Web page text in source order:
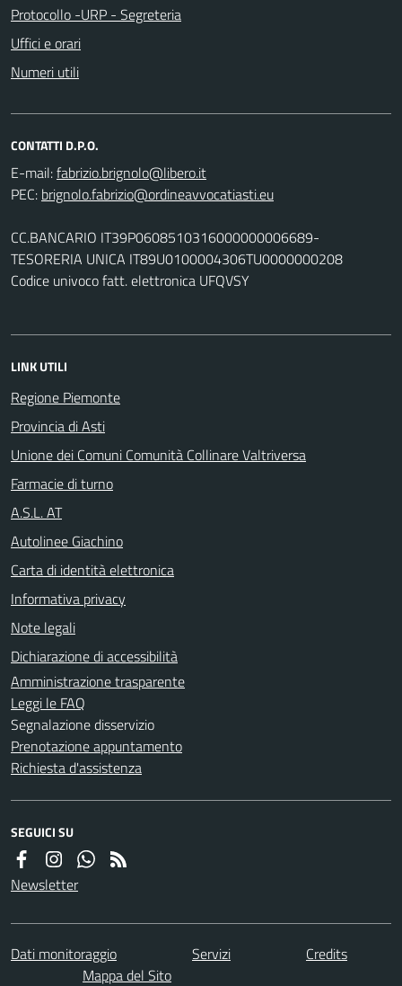
Protocollo -URP - Segreteria
Uffici e orari
Numeri utili
CONTATTI D.P.O.
E-mail:
PEC:
CC.BANCARIO IT39P0608510316000000006689-
TESORERIA UNICA IT89U0100004306TU0000000208
Codice univoco fatt. elettronica UFQVSY
LINK UTILI
Regione Piemonte
Provincia di Asti
Unione dei Comuni Comunità Collinare Valtriversa
Farmacie di turno
A.S.L. AT
Autolinee Giachino
Carta di identità elettronica
Informativa privacy
Note legali
Dichiarazione di accessibilità
Amministrazione trasparente
Leggi le FAQ
Segnalazione disservizio
Prenotazione appuntamento
Richiesta d'assistenza
SEGUICI SU
Newsletter
Dati monitoraggio Servizi
Credits
Mappa del Sito